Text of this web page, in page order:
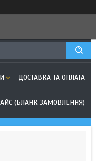
ДОСТАВКА ТА ОПЛАТА
(БЛАНК ЗАМОВЛЕННЯ)